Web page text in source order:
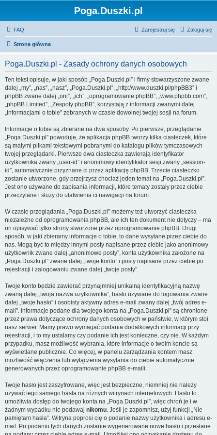
Poga.Duszki.pl
FAQ Zaloguj się
Zarejestruj się
Strona główna
Poga.Duszki.pl - Zasady ochrony danych osobowych
Ten tekst opisuje, w jaki sposób „Poga.Duszki.pl” i firmy stowarzyszone zwane
dalej „my”, „nas”, „nasz”, „Poga.Duszki.pl”, „http://www.duszki.pl/phpBB3” i
phpBB zwane dalej „oni”, „ich”, „oprogramowanie phpBB”, „www.phpbb.com”,
„phpBB Limited”, „Zespoły phpBB”, korzystają z informacji zwanymi dalej
„informacjami o tobie” zebranych w czasie dowolnej twojej sesji na forum.
Informacje o tobie są zbierane na dwa sposoby. Po pierwsze, przeglądanie
„Poga.Duszki.pl” powoduje, że aplikacja phpBB tworzy kilka ciasteczek, które
są małymi plikami tekstowymi pobranymi do katalogu plików tymczasowych
twojej przeglądarki. Pierwsze dwa ciasteczka zawierają identyfikator
użytkownika zwany „user-id” i anonimowy identyfikator sesji zwany „session-
id”, automatycznie przyznane ci przez aplikację phpBB. Trzecie ciasteczko
zostanie utworzone, gdy przejrzysz chociaż jeden temat na „Poga.Duszki.pl”.
Jest ono używane do zapisania informacji, które tematy zostały przez ciebie
przeczytane i służy do ułatwienia ci nawigacji na forum.
W czasie przeglądania „Poga.Duszki.pl” możemy też utworzyć ciasteczka
niezależne od oprogramowania phpBB, ale ich ten dokument nie dotyczy – ma
on opisywać tylko strony stworzone przez oprogramowanie phpBB. Drugi
sposób, w jaki zbieramy informacje o tobie, to dane wysyłane przez ciebie do
nas. Mogą być to między innymi posty napisane przez ciebie jako anonimowy
użytkownik zwane dalej „anonimowe posty”, konta użytkownika założone na
„Poga.Duszki.pl” zwane dalej „twoje konto” i posty napisane przez ciebie po
rejestracji i zalogowaniu zwane dalej „twoje posty”.
Twoje konto będzie zawierać przynajmniej unikalną identyfikacyjną nazwę
zwaną dalej „twoja nazwa użytkownika”, hasło używane do logowania zwane
dalej „twoje hasło” i osobisty aktywny adres e-mail zwany dalej „twój adres e-
mail”. Informacje podane dla twojego konta na „Poga.Duszki.pl” są chronione
przez prawa dotyczące ochrony danych osobowych w państwie, w którym stoi
nasz serwer. Mamy prawo wymagać podania dodatkowych informacji przy
rejestracji, i to my ustalamy czy podanie ich jest konieczne, czy nie. W każdym
przypadku, masz możliwość wybrania, które informacje o twoim koncie są
wyświetlane publicznie. Co więcej, w panelu zarządzania kontem masz
możliwość włączenia lub wyłączenia wysyłania do ciebie automatycznie
generowanych przez oprogramowanie phpBB e-maili.
Twoje hasło jest zaszyfrowane, więc jest bezpieczne, niemniej nie należy
używać tego samego hasła na różnych witrynach internetowych. Hasło to
umożliwia dostęp do twojego konta na „Poga.Duszki.pl”, więc chroń je i w
żadnym wypadku nie podawaj nikomu. Jeśli je zapomnisz, użyj funkcji „Nie
pamiętam hasła”. Witryna poprosi cię o podanie nazwy użytkownika i adresu e-
mail. Po podaniu tych danych zostanie wygenerowane nowe hasło i przesłane